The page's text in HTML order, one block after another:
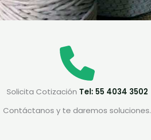
Solicita Cotización Tel: 55 4034 3502
Contáctanos y te daremos soluciones.